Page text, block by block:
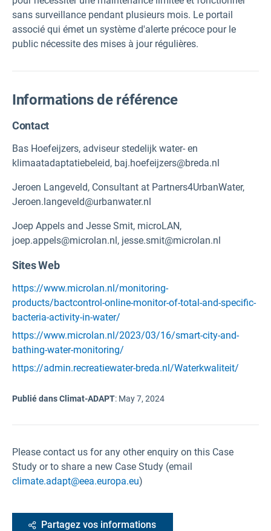
sans surveillance pendant plusieurs mois. Le portail
associé qui émet un système d'alerte précoce pour le
public nécessite des mises à jour régulières.
Informations de référence
Contact
Bas Hoefeijzers, adviseur stedelijk water- en
klimaatadaptatiebeleid, baj.hoefeijzers@breda.nl
Jeroen Langeveld, Consultant at Partners4UrbanWater,
Jeroen.langeveld@urbanwater.nl
Joep Appels and Jesse Smit, microLAN,
joep.appels@microlan.nl, jesse.smit@microlan.nl
Sites Web
https://www.microlan.nl/monitoring-
products/bactcontrol-online-monitor-of-total-and-specific-
bacteria-activity-in-water/
https://www.microlan.nl/2023/03/16/smart-city-and-
bathing-water-monitoring/
https://admin.recreatiewater-breda.nl/Waterkwaliteit/
Publié dans Climat-ADAPT: May 7, 2024
Please contact us for any other enquiry on this Case
Study or to share a new Case Study (email
climate.adapt@eea.europa.eu)
Partagez vos informations